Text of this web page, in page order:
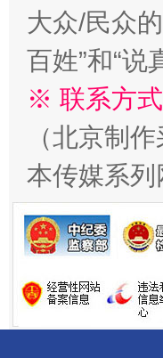
习近平的博
大众/民众
百姓”和“
※ 联系方式
（北京制作
本传媒系